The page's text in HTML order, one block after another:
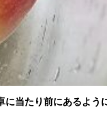
に当たり前にあるよう